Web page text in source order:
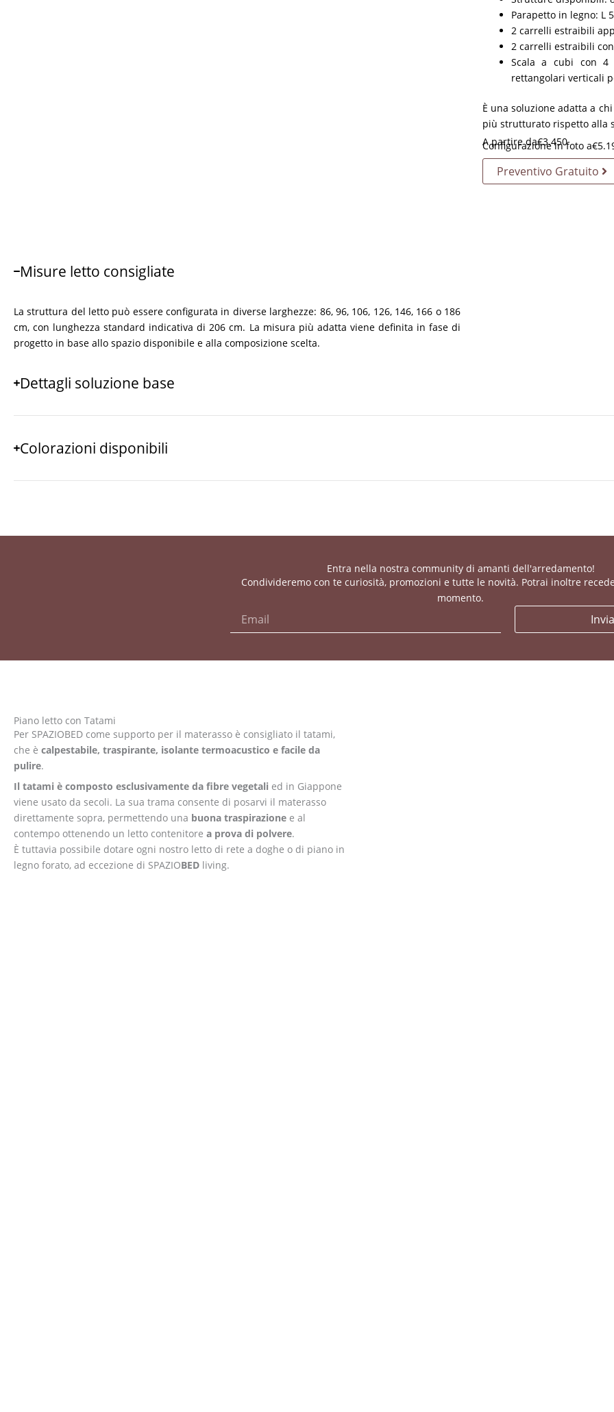
Parapetto in legno: L
2 carrelli estraibili
2 carrelli estraibili
Scala a cubi con 4
rettangolari verticali
È una soluzione adatta a
più strutturato rispetto alla
A partire da€3.450
Configurazione in foto a€
Preventivo Gratuito
Misure letto consigliate
La struttura del letto può essere configurata in diverse larghezze: 86, 96, 106, 126, 146, 166 o 186
cm, con lunghezza standard indicativa di 206 cm. La misura più adatta viene definita in fase di
progetto in base allo spazio disponibile e alla composizione scelta.
Dettagli soluzione base
Colorazioni disponibili
Entra nella nostra community di amanti dell'arredamento!
Condivideremo con te curiosità, promozioni e tutte le novità. Potrai inoltre
momento.
Piano letto con Tatami
Per SPAZIOBED come supporto per il materasso è consigliato il tatami,
che è calpestabile, traspirante, isolante termoacustico e facile da
pulire.
Il tatami è composto esclusivamente da fibre vegetali ed in Giappone
viene usato da secoli. La sua trama consente di posarvi il materasso
direttamente sopra, permettendo una buona traspirazione e al
contempo ottenendo un letto contenitore a prova di polvere.
È tuttavia possibile dotare ogni nostro letto di rete a doghe o di piano in
legno forato, ad eccezione di SPAZIOBED living.